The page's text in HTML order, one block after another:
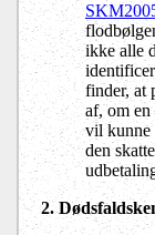
ikke alle
finder, at
af, om en
vil kunne
den
2.